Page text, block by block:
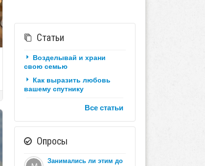
Статьи
Возделывай и храни
свою семью
Как выразить любовь
вашему спутнику
Все статьи
Опросы
Занимались ли этим до